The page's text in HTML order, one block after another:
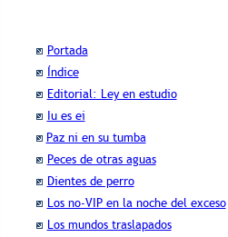
Portada
Índice
Editorial: Ley en estudio
Iu es ei
Paz ni en su tumba
Peces de otras aguas
Dientes de perro
Los no-VIP en la noche del exceso
Los mundos traslapados